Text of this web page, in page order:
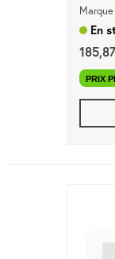
Marque
En
PRIX